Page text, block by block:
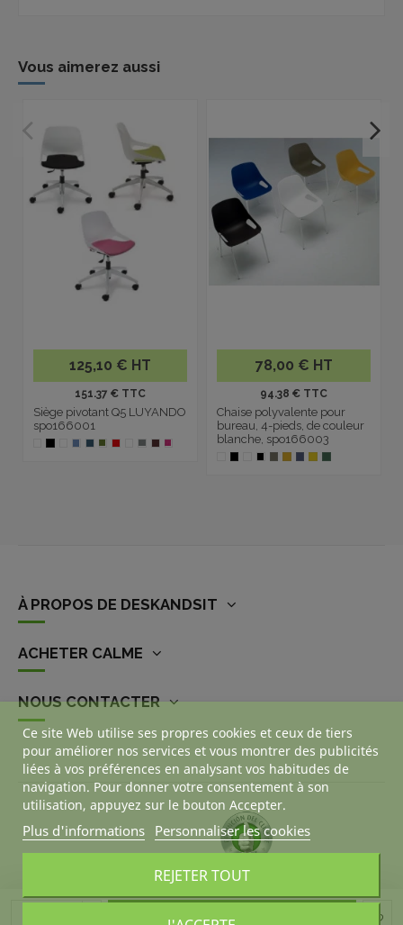
Ajouter au panier
Vous aimerez aussi
125,10 € HT
151.37 € TTC
Siège pivotant Q5 LUYANDO
spo166001
78,00 € HT
94.38 € TTC
Chaise polyvalente pour
bureau, 4-pieds, de couleur
blanche, spo166003
À PROPOS DE DESKANDSIT
ACHETER CALME
NOUS CONTACTER
Ce site Web utilise ses propres cookies et ceux de tiers
pour améliorer nos services et vous montrer des publicités
liées à vos préférences en analysant vos habitudes de
navigation. Pour donner votre consentement à son
utilisation, appuyez sur le bouton Accepter.
Plus d'informations Personnaliser les cookies
REJETER TOUT